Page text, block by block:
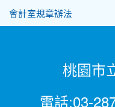
會計室規章辦法
桃園市
電話:03-